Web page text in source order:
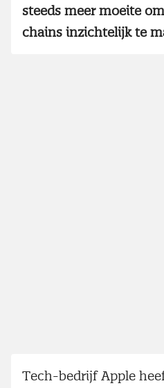
steeds meer moeite
chains inzichtelijk te
Tech-bedrijf Apple